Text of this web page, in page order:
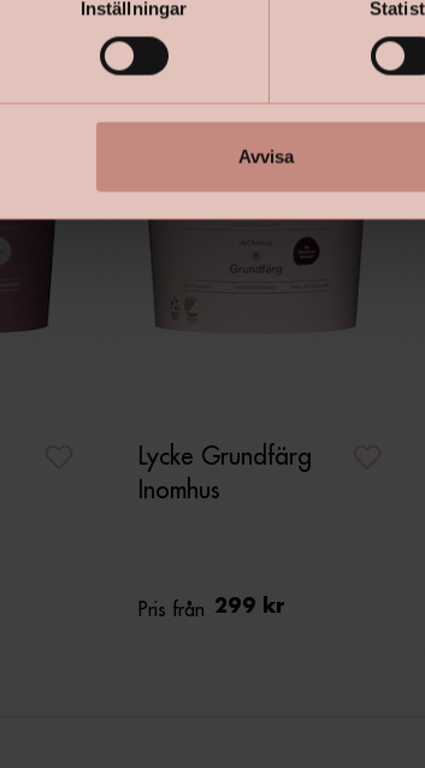
Inställningar
Avvisa
Lycke Grundfärg
Inomhus
Pris från 299 kr